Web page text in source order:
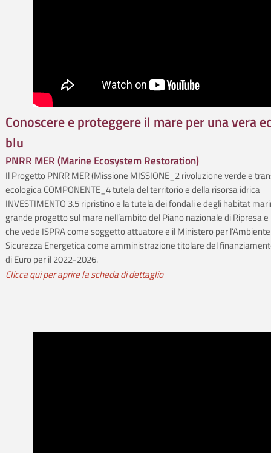
Conoscere e proteggere il mare per una vera
blu
PNRR MER (Marine Ecosystem Restoration)
Il Progetto PNRR MER (Missione MISSIONE_2 rivoluzione verde e
ecologica COMPONENTE_4 tutela del territorio e della risorsa idrica
INVESTIMENTO 3.5 ripristino e la tutela dei fondali e degli habitat
grande progetto sul mare nell’ambito del Piano nazionale di Ripresa e
che vede ISPRA come soggetto attuatore e il Ministero per
Sicurezza Energetica come amministrazione titolare del
di Euro per il 2022-2026.
Clic­ca qui per a­pri­re la sche­da di dettaglio